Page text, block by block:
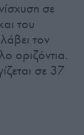
σε
του
τον
οριζόντια.
σε 37